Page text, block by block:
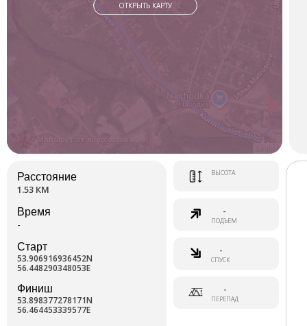
Leaflet
ОТКРЫТЬ КАРТУ
Расстояние
1.53 КМ
Время
-
Старт
53.906916936452N
56.448290348053E
Финиш
53.898377278171N
56.464453339577E
ВЫСОТА
-
ПОДЪЕМ
-
СПУСК
-
ПЕРЕПАД